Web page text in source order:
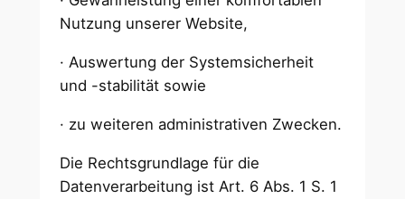
Nutzung unserer Website,
· Auswertung der Systemsicherheit
und -stabilität sowie
· zu weiteren administrativen Zwecken.
Die Rechtsgrundlage für die
Datenverarbeitung ist Art. 6 Abs. 1 S. 1